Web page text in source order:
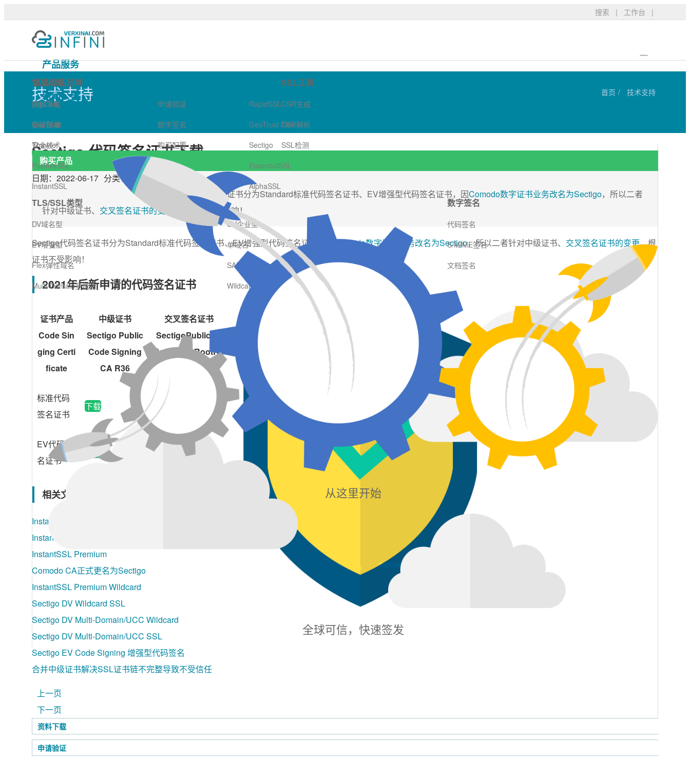
搜索 | 工作台
|
产品服务
TLS/SSL品牌
DigiCert
RapidSSL
GeoTrust
GeoTrust Flex
Thawte
Sectigo
PositiveSSL
EssentialSSL
InstantSSL
AlphaSSL
TLS/SSL类型
DV域名型
OV企业型
EV增强型
单域名
Flex弹性域名
SAN多子域
Multi-Domain多域名
Wildcard通配符
数字签名
代码签名
S/MIME签名
文档签名
全球可信，快速签发
技术支持
常见问题
资料下载
申请验证
安装部署
数字签名
安全技术
购买配置
SSL工具
CSR生成
CSR解析
SSL检测
从这里开始
新闻公告
关于我们
登录
购买产品
技术支持 首页 技术支持
Sectigo 代码签名证书下载
日期： 2022-06-17 分类：
常见问题
Sectigo代码签名证书分为Standard标准代码签名证书、EV增强型代码签名证书，因Comodo数字证书业务改名为Sectigo，所以二者
针对中级证书、 交叉签名证书的变更 ，根证书不受影响！
Sectigo代码签名证书分为Standard标准代码签名证书、EV增强型代码签名证书，因 Comodo数字证书业务改名为Sectigo，所以二者针对中级证书、 交叉签名证书的变更，根
证书不受影响！
2021年后新申请的代码签名证书
证书产品
Code Sin
ging Certi
ficate
中级证书
Sectigo Public
Code Signing
CA R36
交叉签名证书
SectigoPublicCo
deSigningRootR4
6_AAA
标准代码
签名证书
下载 下载
EV代码签
名证书
下载 下载
相关文章
InstantSSL
InstantSSL Pro
InstantSSL Premium
Comodo CA正式更名为Sectigo
InstantSSL Premium Wildcard
Sectigo DV Wildcard SSL
Sectigo DV Multi-Domain/UCC Wildcard
Sectigo DV Multi-Domain/UCC SSL
Sectigo EV Code Signing 增强型代码签名
合并中级证书解决SSL证书链不完整导致不受信任
上一页
下一页
资料下载
申请验证